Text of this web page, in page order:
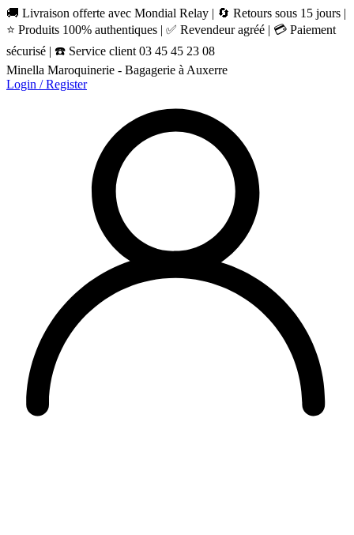
🚚 Livraison offerte avec Mondial Relay | 🔄 Retours sous 15 jours |
⭐ Produits 100% authentiques | ✅ Revendeur agréé | 💳 Paiement
sécurisé | ☎️ Service client 03 45 45 23 08
Minella Maroquinerie - Bagagerie à Auxerre
Login / Register